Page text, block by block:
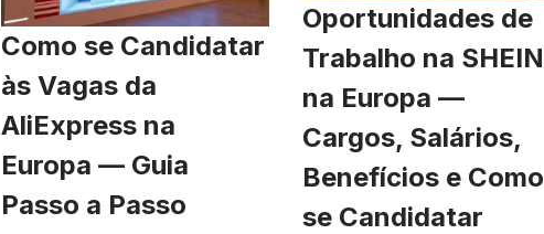
Como se Candidatar
às Vagas da
AliExpress na
Europa — Guia
Passo a Passo
Oportunidades de
Trabalho na SHEIN
na Europa —
Cargos, Salários,
Benefícios e Como
se Candidatar